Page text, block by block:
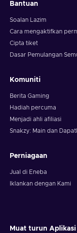
Bantuan
Soalan Lazim
Cara mengaktifkan
Cipta tiket
Dasar Pemulangan
Komuniti
Berita Gaming
Hadiah percuma
Menjadi ahli afiliasi
Snakzy: Main dan
Perniagaan
Jual di Eneba
Iklankan dengan Kami
Muat turun Aplikasi